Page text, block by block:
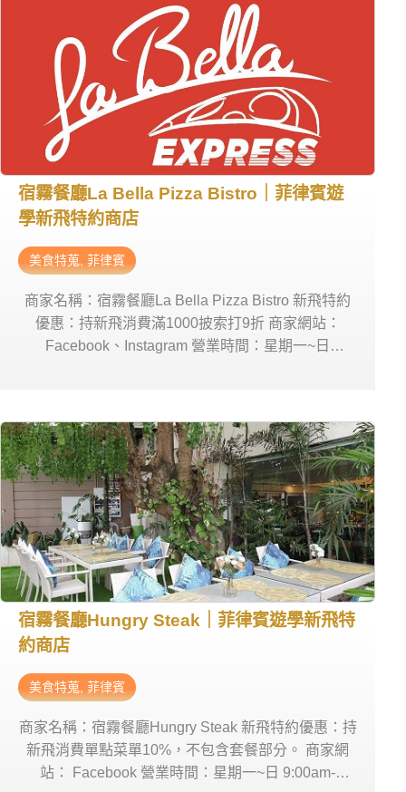
宿霧餐廳La Bella Pizza Bistro｜菲律賓遊
學新飛特約商店
美食特蒐, 菲律賓
商家名稱：宿霧餐廳La Bella Pizza Bistro 新飛特約
優惠：持新飛消費滿1000披索打9折 商家網站：
Facebook、Instagram 營業時間：星期一~日
宿霧餐廳Hungry Steak｜菲律賓遊學新飛特
約商店
美食特蒐, 菲律賓
商家名稱：宿霧餐廳Hungry Steak 新飛特約優惠：持
新飛消費單點菜單10%，不包含套餐部分。 商家網
站： Facebook 營業時間：星期一~日 9:00am-